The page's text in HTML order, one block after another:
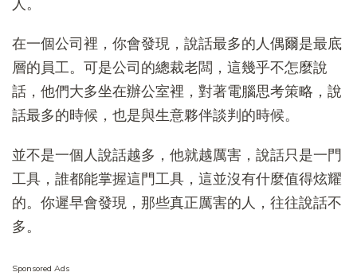
人。
在一個公司裡，你會發現，說話最多的人偶爾是最底
層的員工。可是公司的總裁老闆，這幾乎不怎麼說
話，他們大多坐在辦公室裡，對著電腦思考策略，說
話最多的時候，也是與生意夥伴談判的時候。
並不是一個人說話越多，他就越厲害，說話只是一門
工具，誰都能掌握這門工具，這並沒有什麼值得炫耀
的。你遲早會發現，那些真正厲害的人，往往說話不
多。
Sponsored Ads